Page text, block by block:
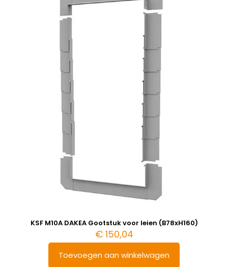
KSF M10A DAKEA Gootstuk voor leien (B78xH160)
€150,04
Toevoegen aan winkelwagen